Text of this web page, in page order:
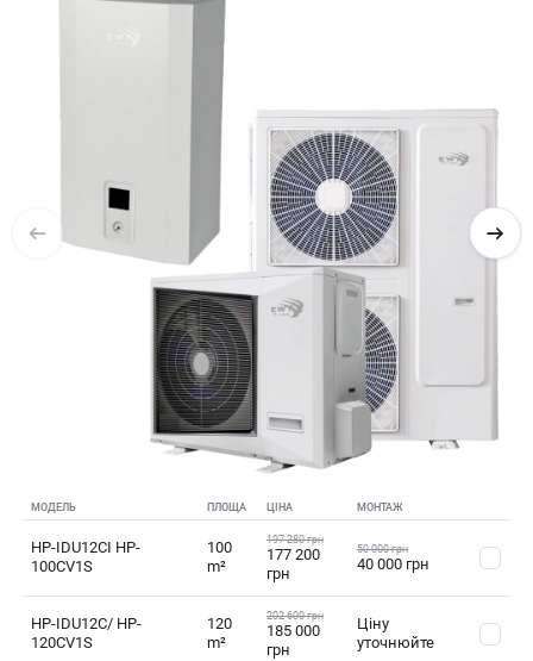
МОДЕЛЬ ПЛОЩА ЦІНА МОНТАЖ
HP-IDU12CI HP-
100CV1S
100
m²
197 280 грн
177 200
грн
50 000 грн
40 000 грн
HP-IDU12C/ HP-
120CV1S
120
m²
202 600 грн
185 000
грн
Ціну
уточнюйте